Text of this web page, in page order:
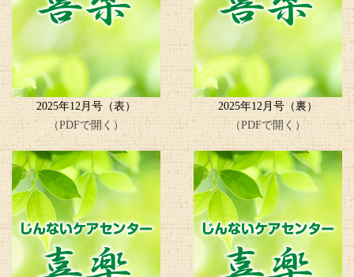
2025年12月号（表）
（PDFで開く）
2025年12月号（裏）
（PDFで開く）